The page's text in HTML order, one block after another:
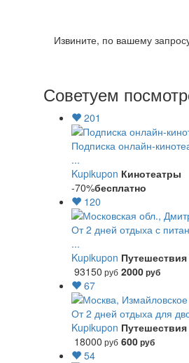
Извините, по вашему
Советуем
201
Подписка онлайн-
...
Kupikupon Кинотеатры
-70%бесплатно
120
От 2 дней отдыха с
...
Kupikupon Путешествия
93150 руб 2000руб
67
От 2 дней отдыха для
Kupikupon Путешествия
18000 руб 600руб
54